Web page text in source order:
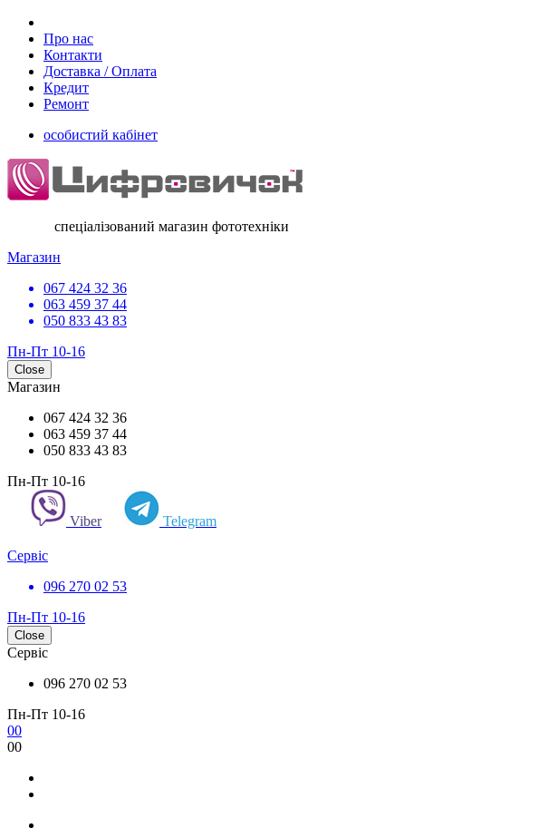
Про нас
Контакти
Доставка / Оплата
Кредит
Ремонт
особистий кабінет
спеціалізований магазин фототехніки
Магазин
067 424 32 36
063 459 37 44
050 833 43 83
Пн-Пт 10-16
Close
Магазин
067 424 32 36
063 459 37 44
050 833 43 83
Пн-Пт 10-16
Viber Telegram
Сервіс
096 270 02 53
Пн-Пт 10-16
Close
Сервіс
096 270 02 53
Пн-Пт 10-16
00
00